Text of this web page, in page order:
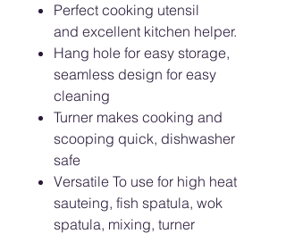
Perfect cooking utensil
and excellent kitchen helper.
Hang hole for easy storage,
seamless design for easy
cleaning
Turner makes cooking and
scooping quick, dishwasher
safe
Versatile To use for high heat
sauteing, fish spatula, wok
spatula, mixing, turner